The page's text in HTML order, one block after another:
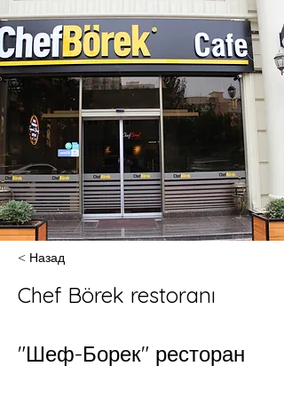
< Назад
Chef Börek restoranı
"Шеф-Борек" ресторан